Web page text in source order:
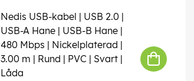
Nedis USB-kabel | USB 2.0 |
USB-A Hane | USB-B Hane |
480 Mbps | Nickelplaterad |
3.00 m | Rund | PVC | Svart |
Låda